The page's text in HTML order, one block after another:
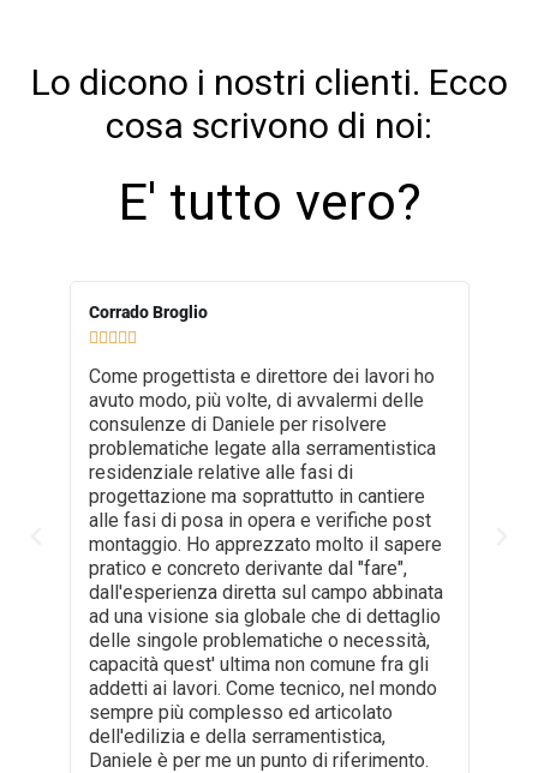
Lo dicono i nostri clienti. Ecco
cosa scrivono di noi:
E' tutto vero?
Corrado Broglio

Come progettista e direttore dei lavori ho
avuto modo, più volte, di avvalermi delle
consulenze di Daniele per risolvere
problematiche legate alla serramentistica
residenziale relative alle fasi di
progettazione ma soprattutto in cantiere
alle fasi di posa in opera e verifiche post
montaggio. Ho apprezzato molto il sapere
pratico e concreto derivante dal "fare",
dall'esperienza diretta sul campo abbinata
ad una visione sia globale che di dettaglio
delle singole problematiche o necessità,
capacità quest' ultima non comune fra gli
addetti ai lavori. Come tecnico, nel mondo
sempre più complesso ed articolato
dell'edilizia e della serramentistica,
Daniele è per me un punto di riferimento.